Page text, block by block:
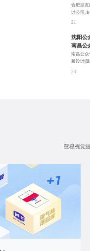
合肥朋友
计公司,
一风格，
21
沈阳公
南昌公
南昌公
版设计|
设计、微
23
蓝橙视觉